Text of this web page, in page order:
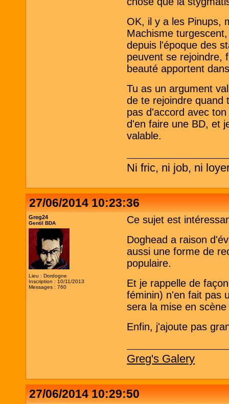
OK, il y a les Pinups,
Machisme
depuis l'époque des
peuvent se rejoindre,
beauté apportent
Tu as un argument
de te rejoindre quand
pas d'accord avec
d'en faire une BD, et
valable.
Ni fric, ni job, ni
27/06/2014 10:23:36
Greg24
Gentil BDA
Lieu : Dordogne
Inscription : 10/11/2013
Messages : 760
Ce sujet est
Doghead a raison
aussi une forme de
populaire.
Et je rappelle de
féminin) n'en fait pas
sera la mise en
Enfin, j'ajoute pas
Greg's Galery
27/06/2014 10:29:50